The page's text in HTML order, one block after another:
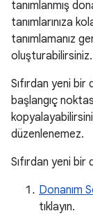
tanımlanmış
tanımlarınıza
tanımlamanız
oluşturabilirsiniz.
Sıfırdan yeni
başlangıç
düzenlenemez.
Sıfırdan yeni
Donanım
tıklayın.